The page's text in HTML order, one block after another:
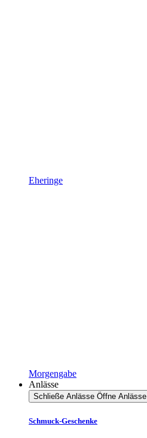
Eheringe
Morgengabe
Anlässe
Schließe Anlässe Öffne Anlässe
Schmuck-Geschenke